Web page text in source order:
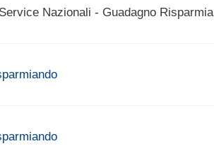
Nazionali - Guadagno